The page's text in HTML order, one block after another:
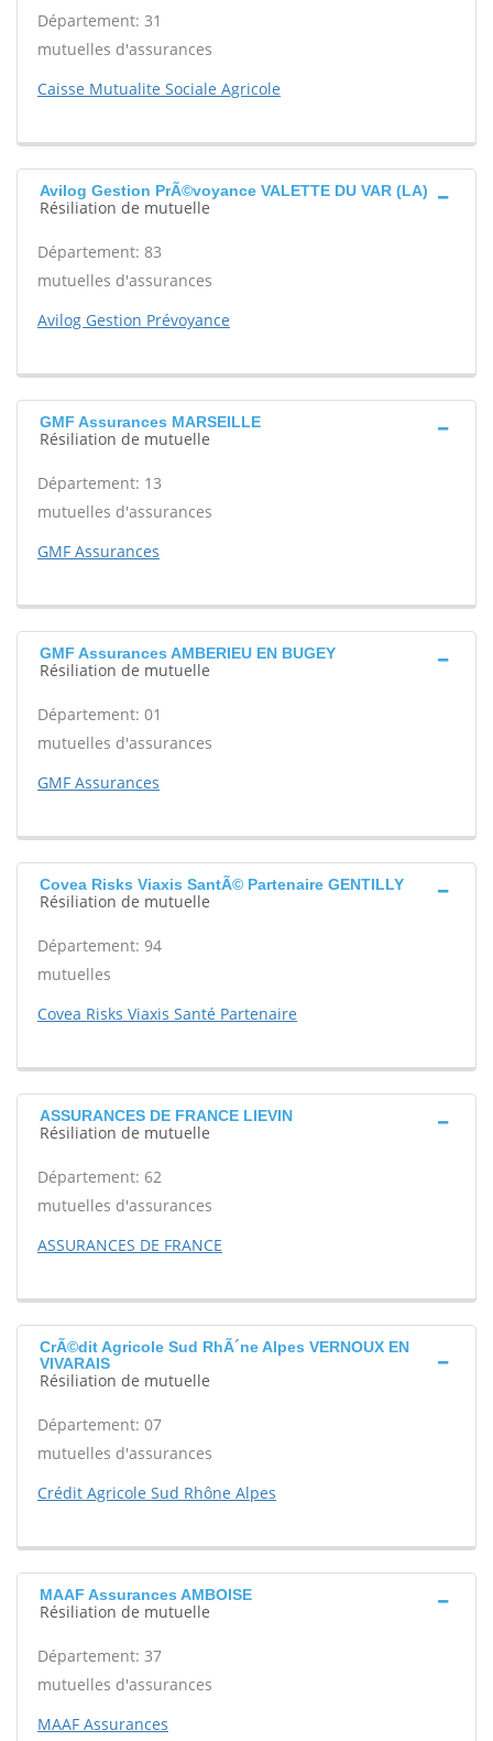
Département: 31
mutuelles d'assurances
Caisse Mutualite Sociale Agricole
Avilog Gestion PrÃ©voyance VALETTE DU VAR (LA)
Résiliation de mutuelle
Département: 83
mutuelles d'assurances
Avilog Gestion Prévoyance
GMF Assurances MARSEILLE
Résiliation de mutuelle
Département: 13
mutuelles d'assurances
GMF Assurances
GMF Assurances AMBERIEU EN BUGEY
Résiliation de mutuelle
Département: 01
mutuelles d'assurances
GMF Assurances
Covea Risks Viaxis SantÃ© Partenaire GENTILLY
Résiliation de mutuelle
Département: 94
mutuelles
Covea Risks Viaxis Santé Partenaire
ASSURANCES DE FRANCE LIEVIN
Résiliation de mutuelle
Département: 62
mutuelles d'assurances
ASSURANCES DE FRANCE
CrÃ©dit Agricole Sud RhÃ´ne Alpes VERNOUX EN
VIVARAIS
Résiliation de mutuelle
Département: 07
mutuelles d'assurances
Crédit Agricole Sud Rhône Alpes
MAAF Assurances AMBOISE
Résiliation de mutuelle
Département: 37
mutuelles d'assurances
MAAF Assurances